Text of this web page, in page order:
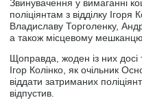
Звинувачення у вимаганні
поліціянтам з відділку Ігоря
Владиславу Торголенку,
а також місцевому
Щоправда, жоден із них досі
Ігор Колінко, як очільник
віддати затриманих
відпустив.